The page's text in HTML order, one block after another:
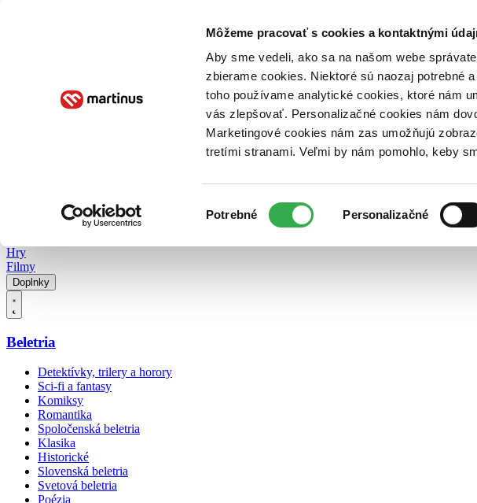
Môžeme pracovať s cookies a kontaktnými
Aby sme vedeli, ako sa na našom webe
zbierame cookies. Niektoré sú naozaj potrebné
toho používame analytické cookies, ktoré nám
vás zlepšovať. Personalizačné cookies nám
Marketingové cookies nám zas umožňujú
tretími stranami. Veľmi by nám pomohlo, keby
súhlasu
Potrebné Personalizačné
Poukážky Kontakt
Hry
Filmy
Doplnky
Beletria
Detektívky, trilery a horory
Sci-fi a fantasy
Komiksy
Romantika
Spoločenská beletria
Klasika
Historické
Slovenská beletria
Svetová beletria
Poézia